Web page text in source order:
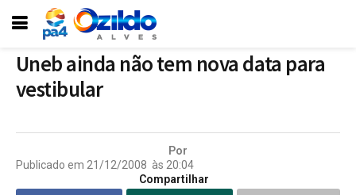
Uneb ainda não tem nova data para
vestibular
Por
Publicado em 21/12/2008 às 20:04
Compartilhar